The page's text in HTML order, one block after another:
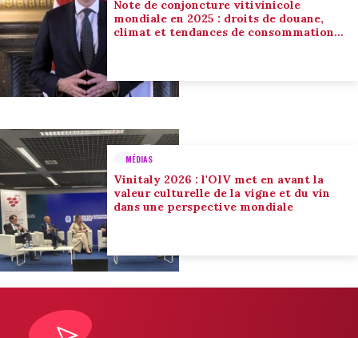
Note de conjoncture vitivinicole
mondiale en 2025 : droits de douane,
climat et tendances de consommation
MÉDIAS
Vinitaly 2026 : l'OIV met en avant la
valeur culturelle de la vigne et du vin
dans une perspective mondiale